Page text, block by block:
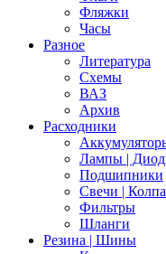
Фляжки
Часы
Разное
Литература
Схемы
ВАЗ
Архив
Расходники
Лампы |
Подшипники
Свечи |
Фильтры
Шланги
Резина | Шины